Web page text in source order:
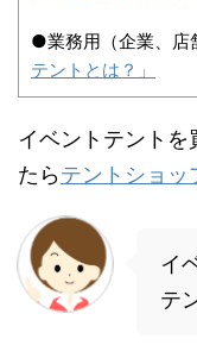
●業務用（企業、店
テントとは？」
イベントテント
たらテントショッ
イ
テ